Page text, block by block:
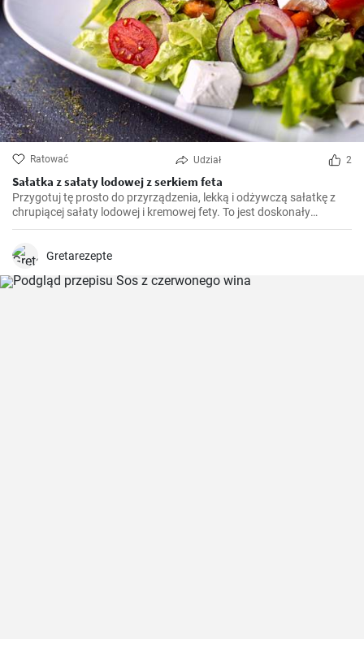
Ratować Udział 2
Sałatka z sałaty lodowej z serkiem feta
Przygotuj tę prosto do przyrządzenia, lekką i odżywczą sałatkę z
chrupiącej sałaty lodowej i kremowej fety. To jest doskonały
dodatek do każdego posiłku i doskonale sprawdza się jako zdrowy
Gretarezepte